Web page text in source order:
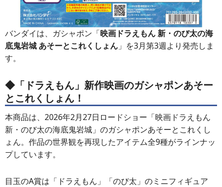
バンダイは、ガシャポン「映画ドラえもん 新・のび太の海
底鬼岩城 あそーとこれくしょん 」を3月第3週より発売しま
す。
◆「ドラえもん」新作映画のガシャポンあそー
とこれくしょん！
本商品は、2026年2月27日ロードショー「映画ドラえもん
新・のび太の海底鬼岩城」のガシャポンあそーとこれくし
ょん。作品の世界観を再現したアイテム全9種がラインナッ
プしています。
目玉のA賞は「ドラえもん」「のび太」のミニフィギュア